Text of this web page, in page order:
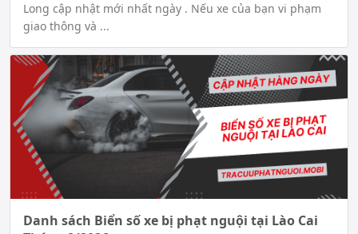
Long cập nhật mới nhất ngày . Nếu xe của bạn vi phạm
giao thông và ...
Danh sách Biển số xe bị phạt nguội tại Lào Cai